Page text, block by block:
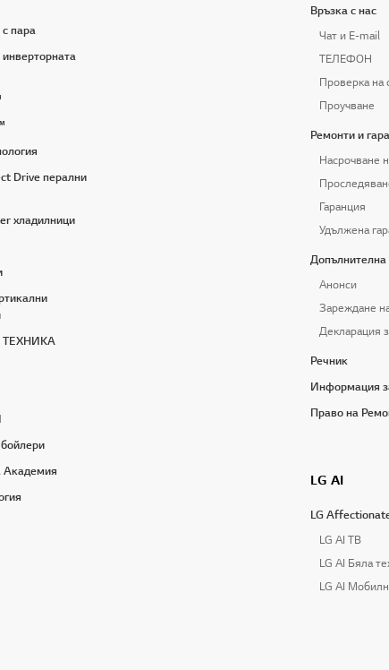
пара
Drive перални
хладилници
Академия
Връзка с нас
Чат и E-mail
ТЕЛЕФОН
Проверка на
Проучване
Ремонти и
Насрочване
Гаранция
Удължена
Анонси
Зареждане
Декларация
Речник
Информация
Право на
LG AI
LG
LG AI TB
LG AI Бяла
LG AI